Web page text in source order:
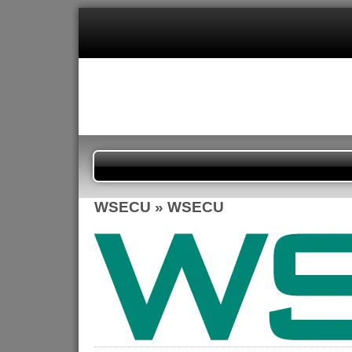
WSECU » WSECU